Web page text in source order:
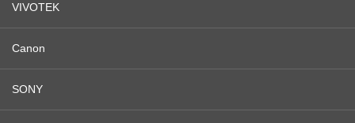
VIVOTEK
Canon
SONY